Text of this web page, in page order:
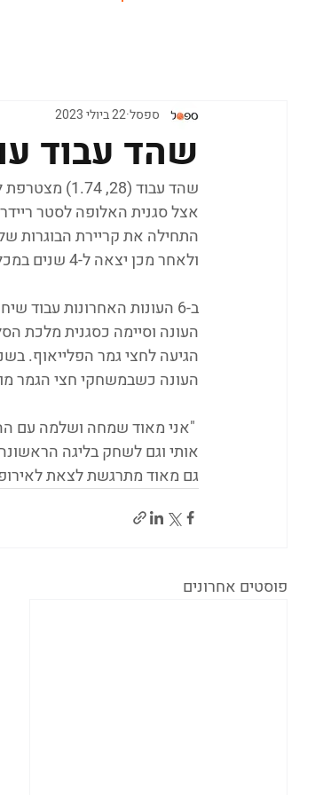
שהד עבוד
ספסל 22 ביולי 2023
שהד עבוד
אצל סגנית האלופה לסטר
התחילה את קריירת הבוגרות
ולאחר מכן יצאה ל-4 שנים במכללות.
ב-6 העונות האחרונות
העונה וסיימה כסגנית מלכת
הגיעה לחצי גמר הפלייאוף.
העונה כשבמשחקי חצי הגמר
"אני מאוד שמחה ושלמה עם
אותי וגם לשחק בליגה
גם מאוד מתרגשת לצאת
פוסטים אחרונים